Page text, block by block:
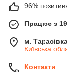
96%
Працює з
м. Тарасівка
Київська
Контакти